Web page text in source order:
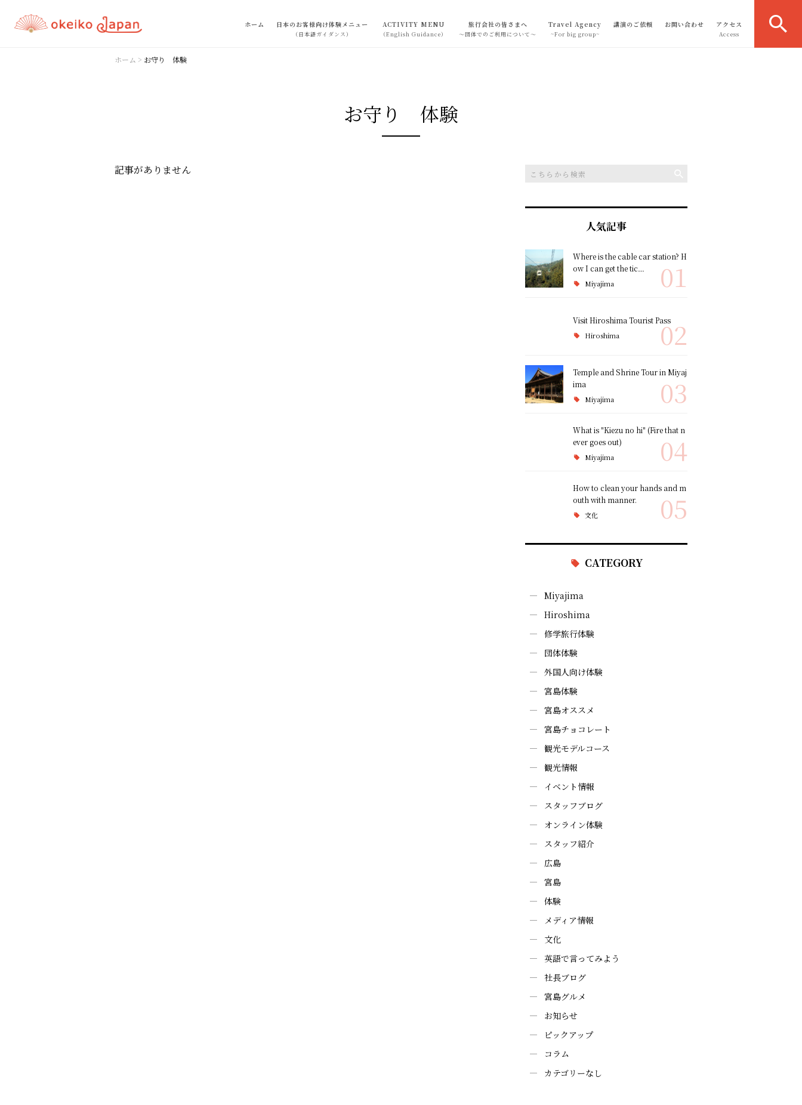
ホーム 日本のお客様向け体験メニュー
（日本語ガイダンス）
ACTIVITY MENU
（English Guidance）
旅行会社の皆さまへ
～団体でのご利用について～
Travel Agency
~For big group~
講演のご依頼 お問い合わせ アクセス
Access
ホーム > お守り 体験
お守り 体験
記事がありません
人気記事
Where is the cable car station? H
ow I can get the tic…
Miyajima 01
Visit Hiroshima Tourist Pass
Hiroshima 02
Temple and Shrine Tour in Miyaj
ima
Miyajima 03
What is "Kiezu no hi" (Fire that n
ever goes out)
Miyajima 04
How to clean your hands and m
outh with manner.
文化 05
CATEGORY
Miyajima
Hiroshima
修学旅行体験
団体体験
外国人向け体験
宮島体験
宮島オススメ
宮島チョコレート
観光モデルコース
観光情報
イベント情報
スタッフブログ
オンライン体験
スタッフ紹介
広島
宮島
体験
メディア情報
文化
英語で言ってみよう
社長ブログ
宮島グルメ
お知らせ
ピックアップ
コラム
カテゴリーなし